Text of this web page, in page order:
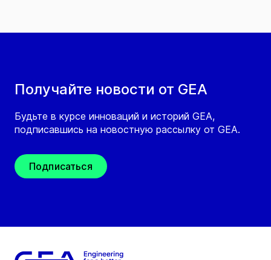
Получайте новости от GEA
Будьте в курсе инноваций и историй GEA,
подписавшись на новостную рассылку от GEA.
Подписаться